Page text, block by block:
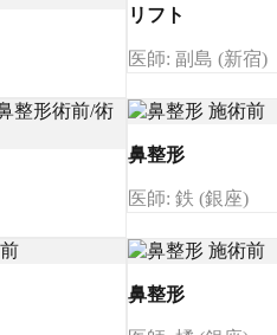
リフト
医師: 副島 (新宿)
鼻整形
医師: 鉄 (銀座)
鼻整形